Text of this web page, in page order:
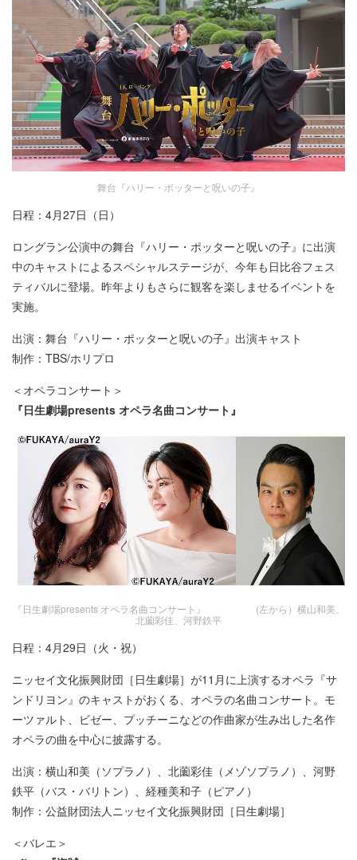
舞台『ハリー・ポッターと呪いの子』
日程：4月27日（日）
ロングラン公演中の舞台『ハリー・ポッターと呪いの子』に出演
中のキャストによるスペシャルステージが、今年も日比谷フェス
ティバルに登場。昨年よりもさらに観客を楽しませるイベントを
実施。
出演：舞台『ハリー・ポッターと呪いの子』出演キャスト
制作：TBS/ホリプロ
＜オペラコンサート＞
『日生劇場presents オペラ名曲コンサート』
『日生劇場presents オペラ名曲コンサート』 (左から）横山和美、
北薗彩佳、河野鉄平
日程：4月29日（火・祝）
ニッセイ文化振興財団［日生劇場］が11月に上演するオペラ『サ
ンドリヨン』のキャストがおくる、オペラの名曲コンサート。モ
ーツァルト、ビゼー、プッチーニなどの作曲家が生み出した名作
オペラの曲を中心に披露する。
出演：横山和美（ソプラノ）、北薗彩佳（メゾソプラノ）、河野
鉄平（バス・バリトン）、経種美和子（ピアノ）
制作：公益財団法人ニッセイ文化振興財団［日生劇場］
＜バレエ＞